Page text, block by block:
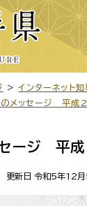
>インターネット知
のメッセージ 平成
セージ 平
更新日 令和5年12月